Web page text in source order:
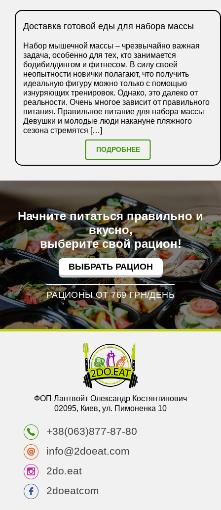
Доставка готовой еды для набора массы
Набор мышечной массы – чрезвычайно важная
задача, особенно для тех, кто занимается
бодибилдингом и фитнесом. В силу своей
неопытности новички полагают, что получить
идеальную фигуру можно только с помощью
изнуряющих тренировок. Однако, это далеко от
реальности. Очень многое зависит от правильного
питания. Правильное питание для набора массы
Девушки и молодые люди накануне пляжного
сезона стремятся […]
ПОДРОБНЕЕ
Начните питаться правильно и
вкусно,
выберите свой рацион!
ВЫБРАТЬ РАЦИОН
РАЦИОНЫ ОТ 769 ГРН/ДЕНЬ
ФОП Лантвойт Олександр Костянтинович
02095, Киев, ул. Пимоненка 10
+38(063)877-87-80
info@2doeat.com
2do.eat
2doeatcom